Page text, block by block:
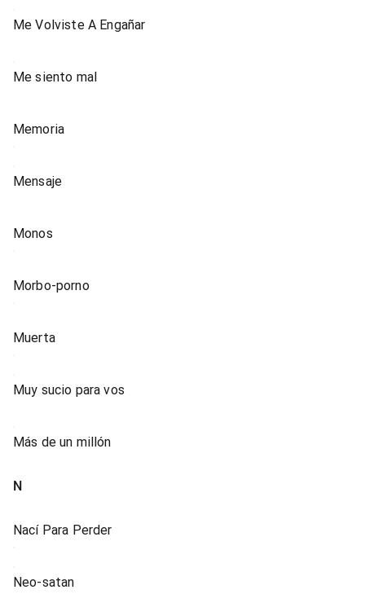
Me Volviste A Engañar
Me siento mal
Memoria
Mensaje
Monos
Morbo-porno
Muerta
Muy sucio para vos
Más de un millón
N
Nací Para Perder
Neo-satan